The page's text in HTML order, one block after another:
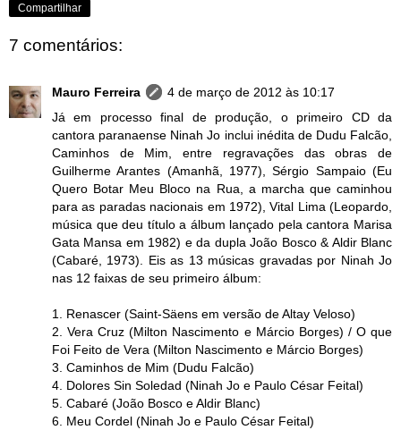
Compartilhar
7 comentários:
Mauro Ferreira
4 de março de 2012 às 10:17
Já em processo final de produção, o primeiro CD da
cantora paranaense Ninah Jo inclui inédita de Dudu Falcão,
Caminhos de Mim, entre regravações das obras de
Guilherme Arantes (Amanhã, 1977), Sérgio Sampaio (Eu
Quero Botar Meu Bloco na Rua, a marcha que caminhou
para as paradas nacionais em 1972), Vital Lima (Leopardo,
música que deu título a álbum lançado pela cantora Marisa
Gata Mansa em 1982) e da dupla João Bosco & Aldir Blanc
(Cabaré, 1973). Eis as 13 músicas gravadas por Ninah Jo
nas 12 faixas de seu primeiro álbum:
1. Renascer (Saint-Säens em versão de Altay Veloso)
2. Vera Cruz (Milton Nascimento e Márcio Borges) / O que
Foi Feito de Vera (Milton Nascimento e Márcio Borges)
3. Caminhos de Mim (Dudu Falcão)
4. Dolores Sin Soledad (Ninah Jo e Paulo César Feital)
5. Cabaré (João Bosco e Aldir Blanc)
6. Meu Cordel (Ninah Jo e Paulo César Feital)